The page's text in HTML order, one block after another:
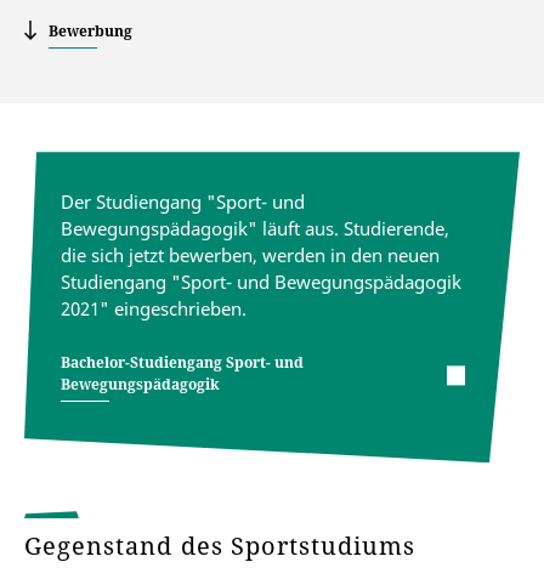
Bewerbung
Der Studiengang "Sport- und
Bewegungspädagogik" läuft aus. Studierende,
die sich jetzt bewerben, werden in den neuen
Studiengang "Sport- und Bewegungspädagogik
2021" eingeschrieben.
Bachelor-Studiengang Sport- und
Bewegungspädagogik
Gegenstand des Sportstudiums